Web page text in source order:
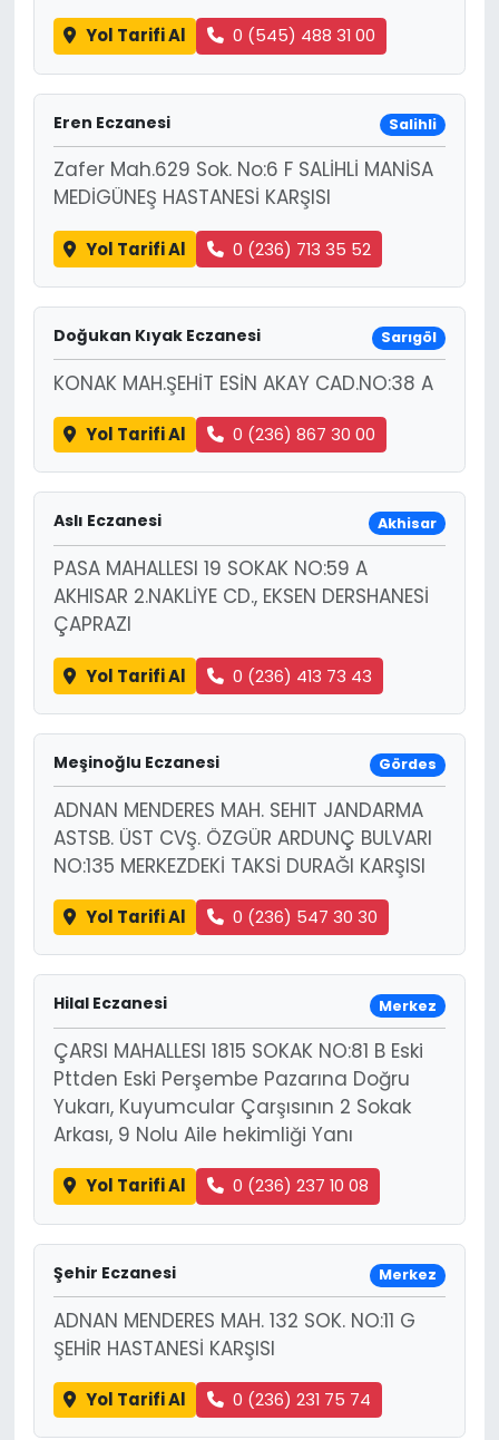
Yol Tarifi Al 0 (545) 488 31 00
Eren Eczanesi Salihli
Zafer Mah.629 Sok. No:6 F SALİHLİ MANİSA
MEDİGÜNEŞ HASTANESİ KARŞISI
Yol Tarifi Al 0 (236) 713 35 52
Doğukan Kıyak Eczanesi Sarıgöl
KONAK MAH.ŞEHİT ESİN AKAY CAD.NO:38 A
Yol Tarifi Al 0 (236) 867 30 00
Aslı Eczanesi Akhisar
PASA MAHALLESI 19 SOKAK NO:59 A
AKHISAR 2.NAKLİYE CD., EKSEN DERSHANESİ
ÇAPRAZI
Yol Tarifi Al 0 (236) 413 73 43
Meşinoğlu Eczanesi Gördes
ADNAN MENDERES MAH. SEHIT JANDARMA
ASTSB. ÜST CVŞ. ÖZGÜR ARDUNÇ BULVARI
NO:135 MERKEZDEKİ TAKSİ DURAĞI KARŞISI
Yol Tarifi Al 0 (236) 547 30 30
Hilal Eczanesi Merkez
ÇARSI MAHALLESI 1815 SOKAK NO:81 B Eski
Pttden Eski Perşembe Pazarına Doğru
Yukarı, Kuyumcular Çarşısının 2 Sokak
Arkası, 9 Nolu Aile hekimliği Yanı
Yol Tarifi Al 0 (236) 237 10 08
Şehir Eczanesi Merkez
ADNAN MENDERES MAH. 132 SOK. NO:11 G
ŞEHİR HASTANESİ KARŞISI
Yol Tarifi Al 0 (236) 231 75 74